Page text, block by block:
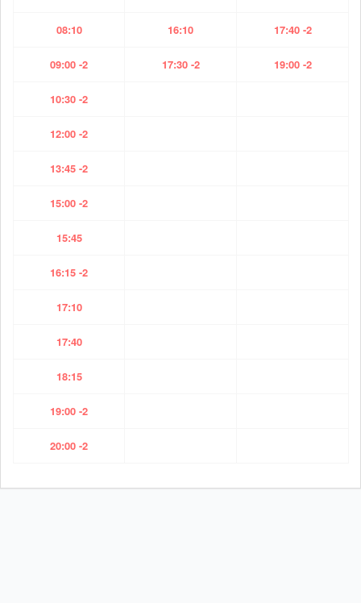
08:10 16:10 17:40 -2
09:00 -2 17:30 -2 19:00 -2
10:30 -2
12:00 -2
13:45 -2
15:00 -2
15:45
16:15 -2
17:10
17:40
18:15
19:00 -2
20:00 -2